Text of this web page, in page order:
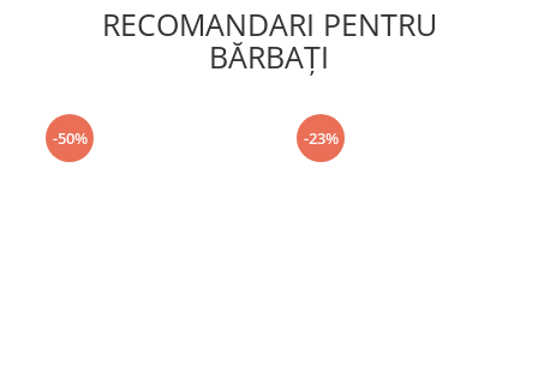
RECOMANDARI PENTRU
BĂRBAŢI
-50% -23%